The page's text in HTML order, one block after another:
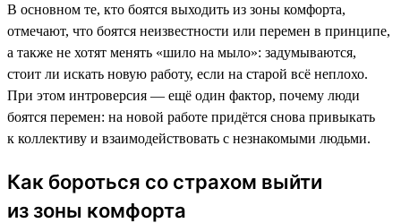
В основном те, кто боятся выходить из зоны комфорта,
отмечают, что боятся неизвестности или перемен в принципе,
а также не хотят менять «шило на мыло»: задумываются,
стоит ли искать новую работу, если на старой всё неплохо.
При этом интроверсия — ещё один фактор, почему люди
боятся перемен: на новой работе придётся снова привыкать
к коллективу и взаимодействовать с незнакомыми людьми.
Как бороться со страхом выйти
из зоны комфорта